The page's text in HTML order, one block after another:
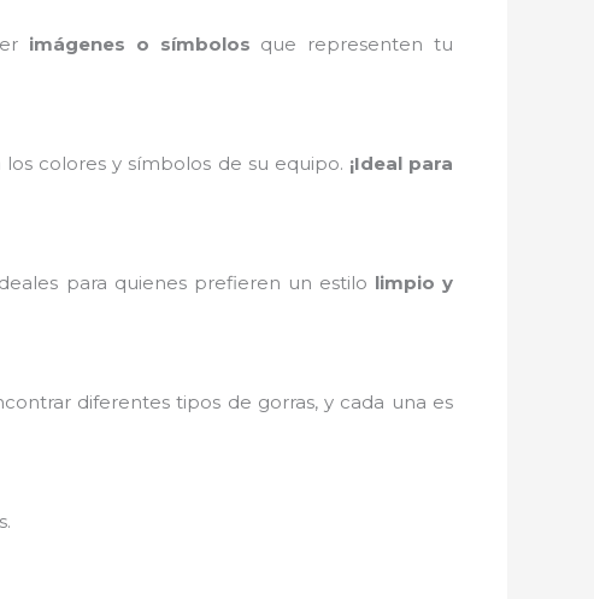
imágenes o símbolos que representen tu
colores y símbolos de su equipo. ¡Ideal para
para quienes prefieren un estilo limpio y
diferentes tipos de gorras, y cada una es